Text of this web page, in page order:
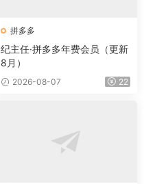
拼多多
纪主任·拼多多年费会员（更新
8月）
2026-08-07 22